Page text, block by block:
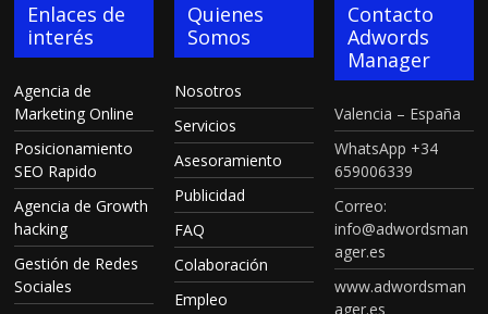
Enlaces de
interés
Agencia de
Marketing Online
Posicionamiento
SEO Rapido
Agencia de Growth
hacking
Gestión de Redes
Sociales
Quienes
Somos
Nosotros
Servicios
Asesoramiento
Publicidad
FAQ
Colaboración
Empleo
Contacto
Adwords
Manager
Valencia – España
WhatsApp +34
659006339
Correo:
info@adwordsman
ager.es
www.adwordsman
ager.es